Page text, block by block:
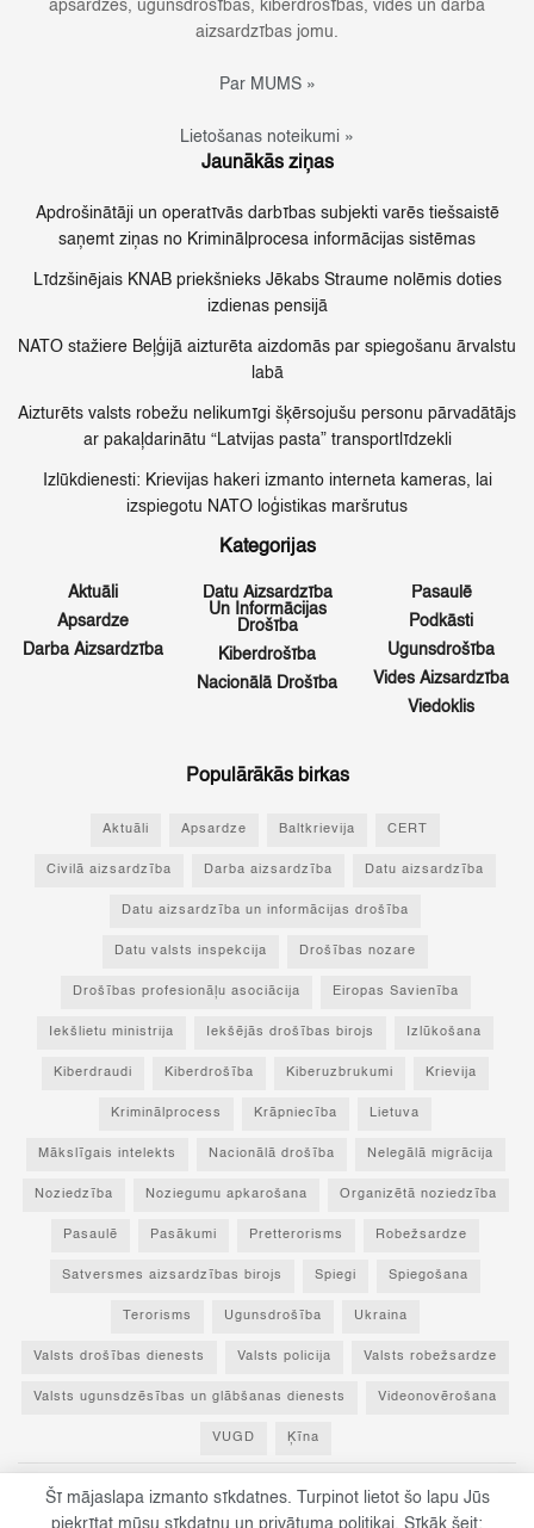
apsardzes, ugunsdrošības, kiberdrošības, vides un darba
aizsardzības jomu.
Par MUMS »
Lietošanas noteikumi »
Jaunākās ziņas
Apdrošinātāji un operatīvās darbības subjekti varēs tiešsaistē
saņemt ziņas no Kriminālprocesa informācijas sistēmas
Līdzšinējais KNAB priekšnieks Jēkabs Straume nolēmis doties
izdienas pensijā
NATO stažiere Beļģijā aizturēta aizdomās par spiegošanu ārvalstu
labā
Aizturēts valsts robežu nelikumīgi šķērsojušu personu pārvadātājs
ar pakaļdarinātu “Latvijas pasta” transportlīdzekli
Izlūkdienesti: Krievijas hakeri izmanto interneta kameras, lai
izspiegotu NATO loģistikas maršrutus
Kategorijas
Aktuāli
Apsardze
Darba Aizsardzība
Datu Aizsardzība
Un Informācijas
Drošība
Kiberdrošība
Nacionālā Drošība
Pasaulē
Podkāsti
Ugunsdrošība
Vides Aizsardzība
Viedoklis
Populārākās birkas
Aktuāli Apsardze Baltkrievija CERT
Civilā aizsardzība Darba aizsardzība Datu aizsardzība
Datu aizsardzība un informācijas drošība
Datu valsts inspekcija Drošības nozare
Drošības profesionāļu asociācija Eiropas Savienība
Iekšlietu ministrija Iekšējās drošības birojs Izlūkošana
Kiberdraudi Kiberdrošība Kiberuzbrukumi Krievija
Kriminālprocess Krāpniecība Lietuva
Mākslīgais intelekts Nacionālā drošība Nelegālā migrācija
Noziedzība Noziegumu apkarošana Organizētā noziedzība
Pasaulē Pasākumi Pretterorisms Robežsardze
Satversmes aizsardzības birojs Spiegi Spiegošana
Terorisms Ugunsdrošība Ukraina
Valsts drošības dienests Valsts policija Valsts robežsardze
Valsts ugunsdzēsības un glābšanas dienests Videonovērošana
VUGD Ķīna
© 2023 Par drošību! - Visas tiesības paturētas un aizsargātas ar Latvijas
Šī mājaslapa izmanto sīkdatnes. Turpinot lietot šo lapu Jūs
piekrītat mūsu sīkdatņu un privātuma politikai. Sīkāk šeit: